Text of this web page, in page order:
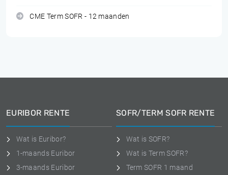
CME Term SOFR - 12 maanden
EURIBOR RENTE
Wat is Euribor?
1-maands Euribor
3-maands Euribor
SOFR/TERM SOFR RENTE
Wat is SOFR?
Wat is Term SOFR?
Term SOFR 1 maand